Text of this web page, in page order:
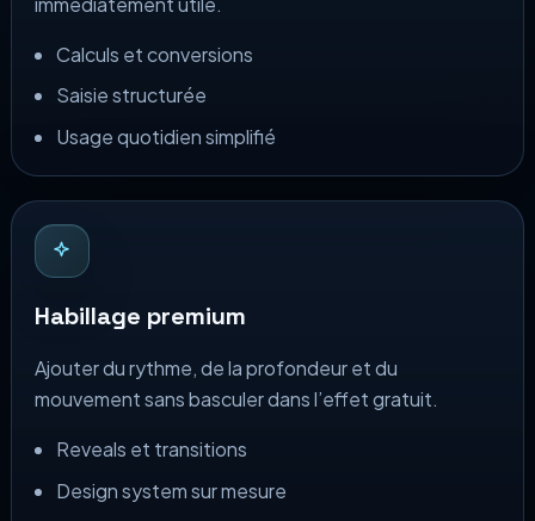
Calculs et conversions
Saisie structurée
Usage quotidien simplifié
Habillage premium
Ajouter du rythme, de la profondeur et du
mouvement sans basculer dans l’effet gratuit.
Reveals et transitions
Design system sur mesure